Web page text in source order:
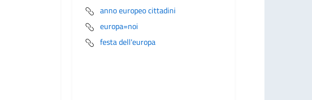
anno europeo cittadini
europa=noi
festa dell'europa